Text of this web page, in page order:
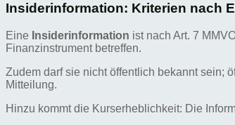
Insiderinformation: Kriterien nach
Eine Insiderinformation ist nach Art. 7
Finanzinstrument betreffen.
Zudem darf sie nicht öffentlich bekannt sein;
Mitteilung.
Hinzu kommt die Kurserheblichkeit: Die